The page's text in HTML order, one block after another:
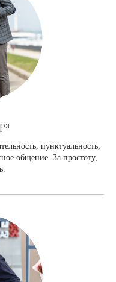
пунктуальность,
общение. За простоту,